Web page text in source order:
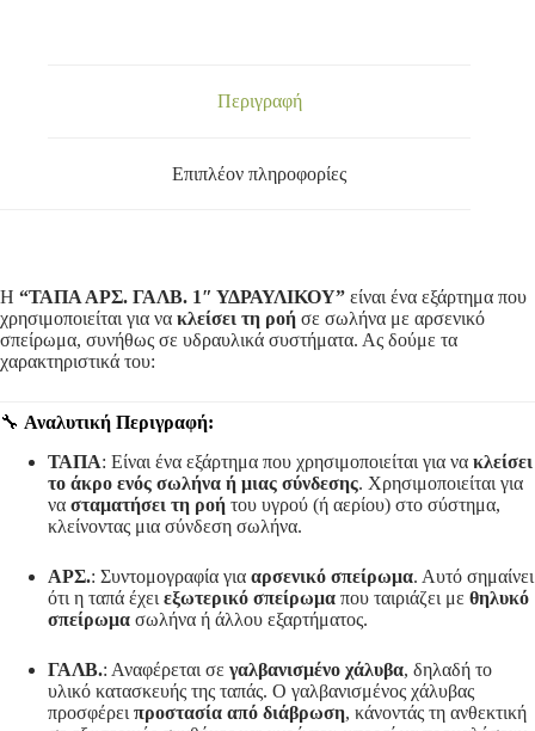
Περιγραφή
Επιπλέον πληροφορίες
Η “ΤΑΠΑ ΑΡΣ. ΓΑΛΒ. 1″ ΥΔΡΑΥΛΙΚΟΥ” είναι ένα εξάρτημα που
χρησιμοποιείται για να κλείσει τη ροή σε σωλήνα με αρσενικό
σπείρωμα, συνήθως σε υδραυλικά συστήματα. Ας δούμε τα
χαρακτηριστικά του:
🔧 Αναλυτική Περιγραφή:
ΤΑΠΑ: Είναι ένα εξάρτημα που χρησιμοποιείται για να κλείσει
το άκρο ενός σωλήνα ή μιας σύνδεσης. Χρησιμοποιείται για
να σταματήσει τη ροή του υγρού (ή αερίου) στο σύστημα,
κλείνοντας μια σύνδεση σωλήνα.
ΑΡΣ.: Συντομογραφία για αρσενικό σπείρωμα. Αυτό σημαίνει
ότι η ταπά έχει εξωτερικό σπείρωμα που ταιριάζει με θηλυκό
σπείρωμα σωλήνα ή άλλου εξαρτήματος.
ΓΑΛΒ.: Αναφέρεται σε γαλβανισμένο χάλυβα, δηλαδή το
υλικό κατασκευής της ταπάς. Ο γαλβανισμένος χάλυβας
προσφέρει προστασία από διάβρωση, κάνοντάς τη ανθεκτική